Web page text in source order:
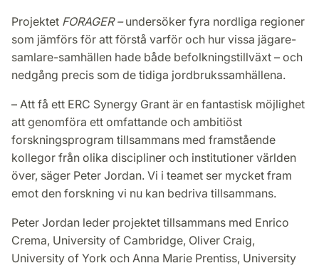
Projektet FORAGER –undersöker fyra nordliga regioner
som jämförs för att förstå varför och hur vissa jägare-
samlare-samhällen hade både befolkningstillväxt – och
nedgång precis som de tidiga jordbrukssamhällena.
– Att få ett ERC Synergy Grant är en fantastisk möjlighet
att genomföra ett omfattande och ambitiöst
forskningsprogram tillsammans med framstående
kollegor från olika discipliner och institutioner världen
över, säger Peter Jordan. Vi i teamet ser mycket fram
emot den forskning vi nu kan bedriva tillsammans.
Peter Jordan leder projektet tillsammans med Enrico
Crema, University of Cambridge, Oliver Craig,
University of York och Anna Marie Prentiss, University